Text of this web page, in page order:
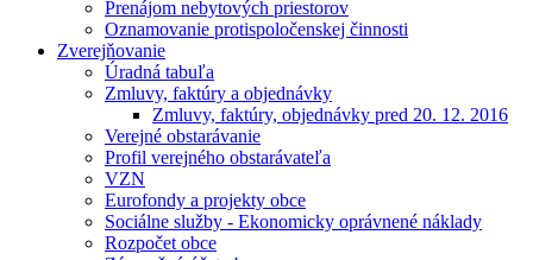
Prenájom nebytových priestorov
Oznamovanie protispoločenskej činnosti
Zverejňovanie
Úradná tabuľa
Zmluvy, faktúry a objednávky
Zmluvy, faktúry, objednávky pred 20. 12. 2016
Verejné obstarávanie
Profil verejného obstarávateľa
VZN
Eurofondy a projekty obce
Sociálne služby - Ekonomicky oprávnené náklady
Rozpočet obce